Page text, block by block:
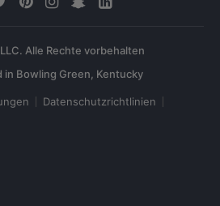
Alle Rechte vorbehalten
Datenschutzrichtlinien